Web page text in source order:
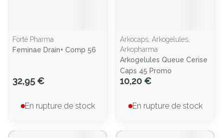
Forté Pharma
Feminae Drain+ Comp 56
32,95 €
En rupture de stock
Arkocaps, Arkogelules,
Arkopharma
Arkogelules Queue Cerise
Caps 45 Promo
10,20 €
En rupture de stock